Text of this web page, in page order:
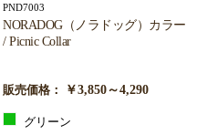
PND7003
NORADOG（ノラドッグ）カラー
/ Picnic Collar
販売価格： ￥3,850～4,290
グリーン